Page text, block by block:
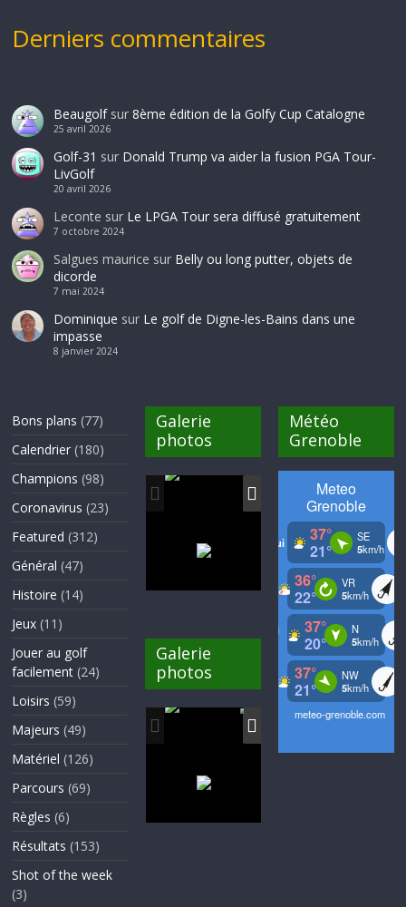
Derniers commentaires
Beaugolfsur 8ème édition de la Golfy Cup Catalogne
25 avril 2026
Golf-31 sur Donald Trump va aider la fusion PGA Tour-
LivGolf
20 avril 2026
Leconte sur Le LPGA Tour sera diffusé gratuitement
7 octobre 2024
Salgues maurice sur Belly ou long putter, objets de
dicorde
7 mai 2024
Dominique sur Le golf de Digne-les-Bains dans une
impasse
8 janvier 2024
Bons plans (77)
Calendrier (180)
Champions (98)
Coronavirus (23)
Featured (312)
Général (47)
Histoire (14)
Jeux (11)
Jouer au golf
facilement (24)
Loisirs (59)
Majeurs (49)
Matériel (126)
Parcours (69)
Règles (6)
Résultats (153)
Shot of the week
(3)
Galerie
photos
Galerie
photos
Météo
Grenoble